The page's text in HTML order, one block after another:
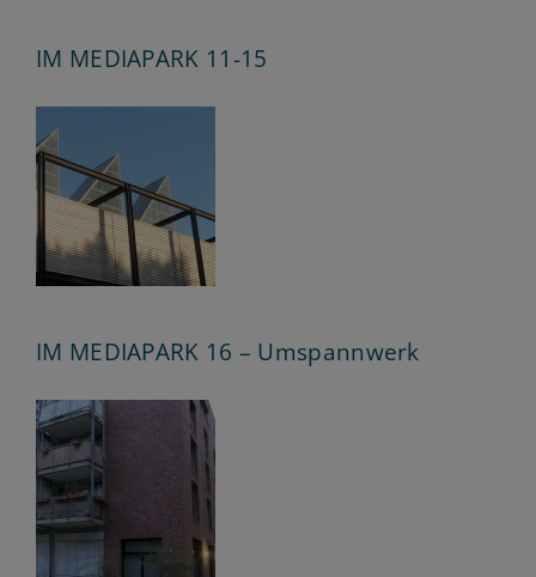
IM MEDIAPARK 11-15
IM MEDIAPARK 16 – Umspannwerk